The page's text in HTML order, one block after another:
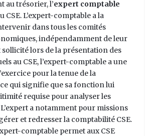
au trésorier, l’expert comptable
CSE. L’expert-comptable a la
dans tous les comités
indépendamment de leur
sollicité lors de la présentation des
au CSE, l’expert-comptable a une
pour la tenue de la
qui signifie que sa fonction lui
requise pour analyser les
L’expert a notamment pour missions
et redresser la comptabilité CSE.
comptable permet aux CSE